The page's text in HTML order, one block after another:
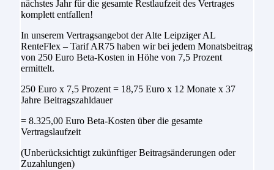
nächstes Jahr für die gesamte Restlaufzeit des Vertrages
komplett entfallen!
In unserem Vertragsangebot der Alte Leipziger AL
RenteFlex – Tarif AR75 haben wir bei jedem Monatsbeitrag
von 250 Euro Beta-Kosten in Höhe von 7,5 Prozent
ermittelt.
250 Euro x 7,5 Prozent = 18,75 Euro x 12 Monate x 37
Jahre Beitragszahldauer
= 8.325,00 Euro Beta-Kosten über die gesamte
Vertragslaufzeit
(Unberücksichtigt zukünftiger Beitragsänderungen oder
Zuzahlungen)